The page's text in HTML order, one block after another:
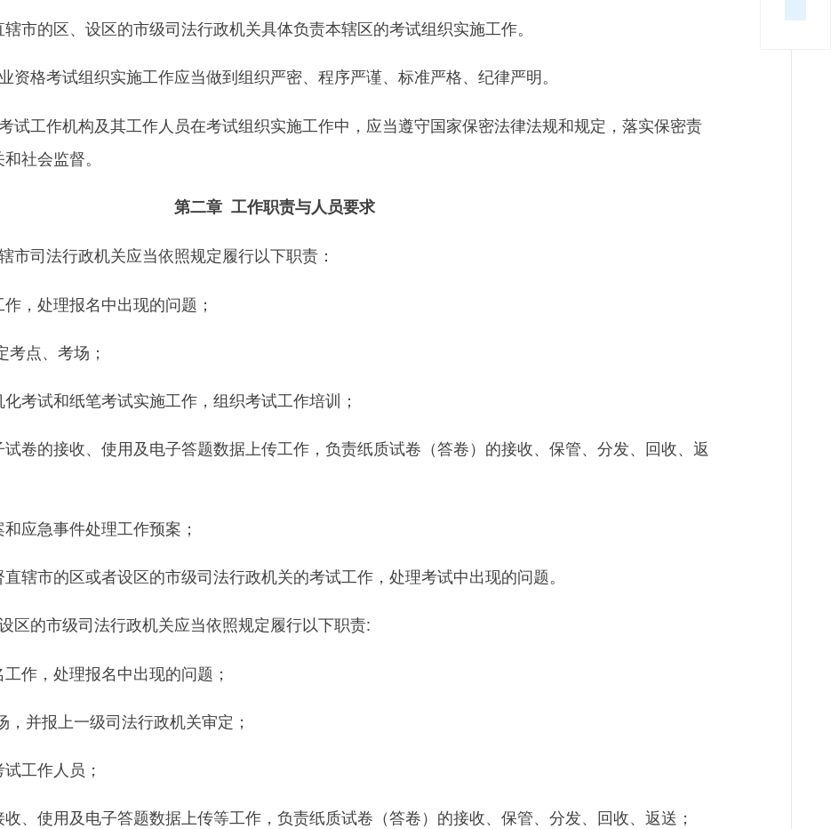
市的区、设区的市级司法行政机关具体负责本辖区的考试组织实施工作。
资格考试组织实施工作应当做到组织严密、程序严谨、标准严格、纪律严明。
试工作机构及其工作人员在考试组织实施工作中，应当遵守国家保密法律法规和规定，落实保密责
社会监督。
第二章 工作职责与人员要求
市司法行政机关应当依照规定履行以下职责：
，处理报名中出现的问题；
考点、考场；
化考试和纸笔考试实施工作，组织考试工作培训；
试卷的接收、使用及电子答题数据上传工作，负责纸质试卷（答卷）的接收、保管、分发、回收、返
应急事件处理工作预案；
直辖市的区或者设区的市级司法行政机关的考试工作，处理考试中出现的问题。
区的市级司法行政机关应当依照规定履行以下职责:
作，处理报名中出现的问题；
，并报上一级司法行政机关审定；
工作人员；
收、使用及电子答题数据上传等工作，负责纸质试卷（答卷）的接收、保管、分发、回收、返送；